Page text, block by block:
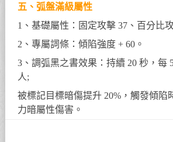
五、弧盤滿級屬性
1、基礎屬性：固定攻擊 37、百分比
2、專屬詞條：傾陷強度 + 60。
3、調弧黑之書效果：持續 20 秒，每
人;
被標記目標暗傷提升 20%，觸發傾陷
力暗屬性傷害。